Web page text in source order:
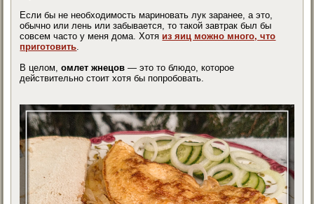
Если бы не необходимость мариновать лук заранее, а это,
обычно или лень или забывается, то такой завтрак был бы
совсем часто у меня дома. Хотя из яиц можно много, что
приготовить
В целом,омлет жнецов — это то блюдо, которое
действительно стоит хотя бы попробовать.